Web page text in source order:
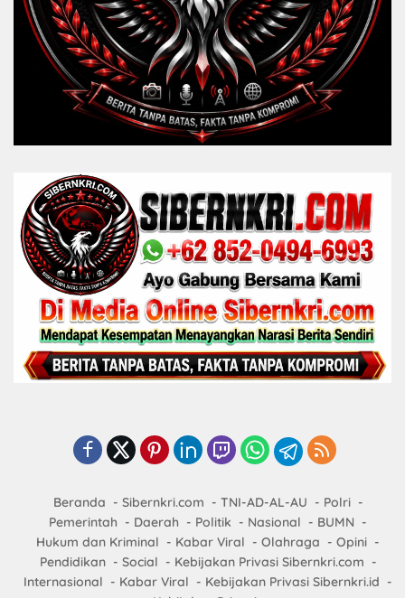
Beranda Sibernkri.com TNI-AD-AL-AU
Polri
Pemerintah
Daerah Politik Nasional
BUMN
Hukum dan Kriminal
Kabar Viral Olahraga
Opini
Pendidikan
Social
Kebijakan Privasi Sibernkri.com
Internasional
Kabar Viral
Kebijakan Privasi Sibernkri.id